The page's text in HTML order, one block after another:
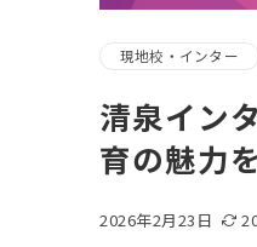
現地校・インター
清泉イン
育の魅力
2026年2月23日